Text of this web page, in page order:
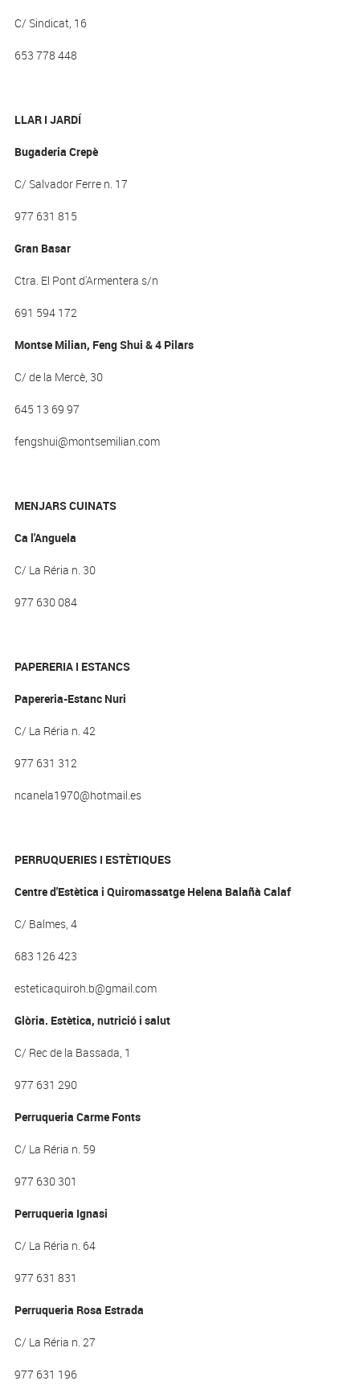
C/ Sindicat, 16
653 778 448
LLAR I JARDÍ
Bugaderia Crepè
C/ Salvador Ferre n. 17
977 631 815
Gran Basar
Ctra. El Pont d'Armentera s/n
691 594 172
Montse Milian, Feng Shui & 4 Pilars
C/ de la Mercè, 30
645 13 69 97
fengshui@montsemilian.com
MENJARS CUINATS
Ca l'Anguela
C/ La Réria n. 30
977 630 084
PAPERERIA I ESTANCS
Papereria-Estanc Nuri
C/ La Réria n. 42
977 631 312
ncanela1970@hotmail.es
PERRUQUERIES I ESTÈTIQUES
Centre d'Estètica i Quiromassatge Helena Balañà Calaf
C/ Balmes, 4
683 126 423
esteticaquiroh.b@gmail.com
Glòria. Estètica, nutrició i salut
C/ Rec de la Bassada, 1
977 631 290
Perruqueria Carme Fonts
C/ La Réria n. 59
977 630 301
Perruqueria Ignasi
C/ La Réria n. 64
977 631 831
Perruqueria Rosa Estrada
C/ La Réria n. 27
977 631 196